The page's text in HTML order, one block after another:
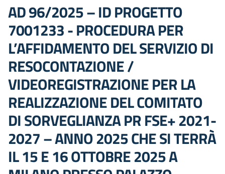
AD 96/2025 – ID PROGETTO
7001233 - PROCEDURA PER
L’AFFIDAMENTO DEL SERVIZIO DI
RESOCONTAZIONE /
VIDEOREGISTRAZIONE PER LA
REALIZZAZIONE DEL COMITATO
DI SORVEGLIANZA PR FSE+ 2021-
2027 – ANNO 2025 CHE SI TERRÀ
IL 15 E 16 OTTOBRE 2025 A